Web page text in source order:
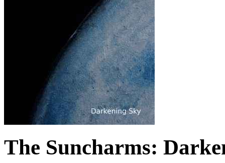
The Suncharms: